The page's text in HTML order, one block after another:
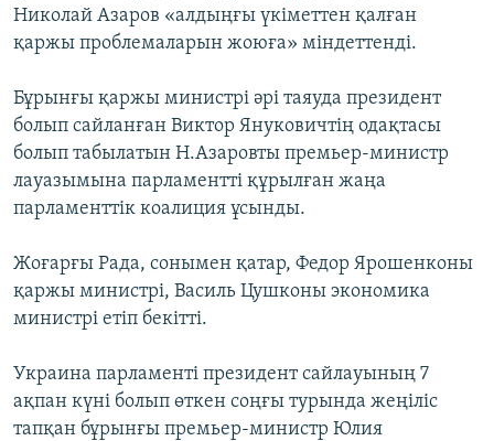
АРНАЙЫ ЖОБАЛАР
ЖАЗЫЛЫҢЫЗ
Николай Азаров «алдыңғы үкіметтен қалған
қаржы проблемаларын жоюға» міндеттенді.
Бұрынғы қаржы министрі әрі таяуда президент
болып сайланған Виктор Януковичтің одақтасы
болып табылатын Н.Азаровты премьер-министр
лауазымына парламентті құрылған жаңа
парламенттік коалиция ұсынды.
Жоғарғы Рада, сонымен қатар, Федор Ярошенконы
қаржы министрі, Василь Цушконы экономика
министрі етіп бекітті.
Украина парламенті президент сайлауының 7
ақпан күні болып өткен соңғы турында жеңіліс
тапқан бұрынғы премьер-министр Юлия